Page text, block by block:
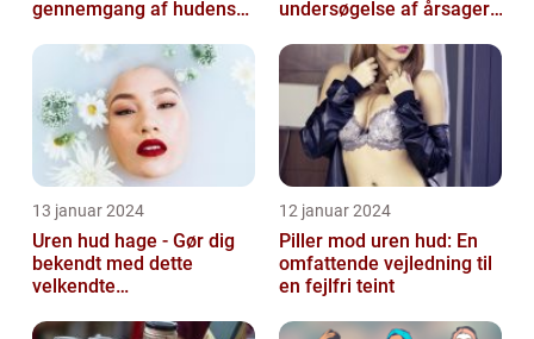
gennemgang af hudens
undersøgelse af årsager,
forebyggelse
13 januar 2024
Uren hud hage - Gør dig
bekendt med dette
velkendte
12 januar 2024
Piller mod uren hud: En
omfattende vejledning til
en fejlfri teint